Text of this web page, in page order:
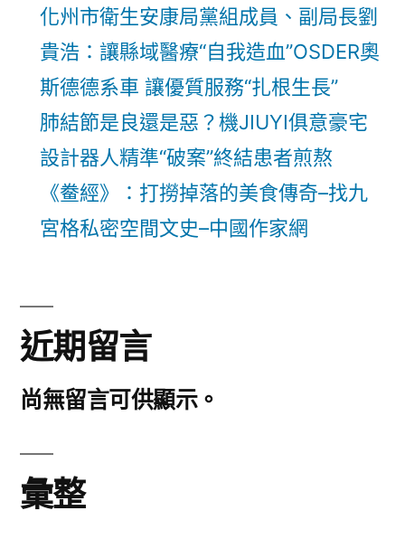
化州市衛生安康局黨組成員、副局長劉
貴浩：讓縣域醫療“自我造血”OSDER奧
斯德德系車 讓優質服務“扎根生長”
肺結節是良還是惡？機JIUYI俱意豪宅
設計器人精準“破案”終結患者煎熬
《鲞經》：打撈掉落的美食傳奇–找九
宮格私密空間文史–中國作家網
近期留言
尚無留言可供顯示。
彙整